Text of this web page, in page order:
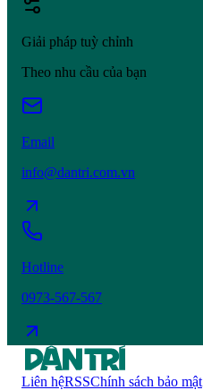
Giải pháp tuỳ chỉnh
Theo nhu cầu của bạn
Email
info@dantri.com.vn
Hotline
0973-567-567
Liên hệRSSChính sách bảo mật